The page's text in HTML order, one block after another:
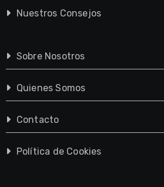
Nuestros Consejos
Sobre Nosotros
Quienes Somos
Contacto
Política de Cookies